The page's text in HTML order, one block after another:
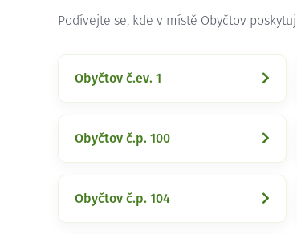
Podívejte se, kde v místě Obyčtov
Obyčtov č.ev. 1
Obyčtov č.p. 100
Obyčtov č.p. 104